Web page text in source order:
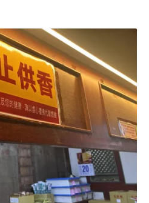
也沒關係，說不定某天會突然
們該做的事梅雨季的台北萬
第四代老闆黃瓊儀靜靜的核對
，一派樸實寧靜。面對減香趨
「你說有什麼對策？就是把我
老明玉的香有供應台北天后
卻沒有過度浪漫的文化念
名，包含甘草、肉桂、胡椒、
藥材混合。中藥香的特色是無
灰也不燙手。根據古禮，長香
瓊儀觀察，現代人考慮因素